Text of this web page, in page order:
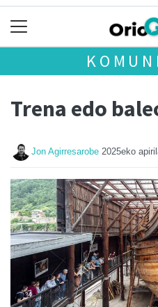
Trena edo
Jon Agirresarobe 2025eko